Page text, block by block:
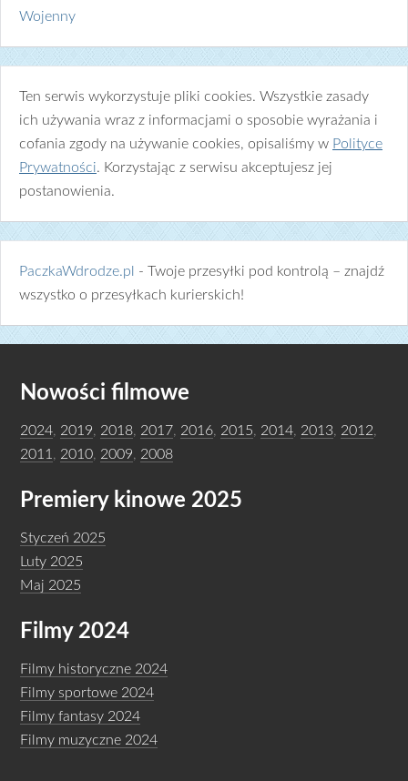
Wojenny
Ten serwis wykorzystuje pliki cookies. Wszystkie zasady
ich używania wraz z informacjami o sposobie wyrażania i
cofania zgody na używanie cookies, opisaliśmy w Polityce
Prywatności. Korzystając z serwisu akceptujesz jej
postanowienia.
PaczkaWdrodze.pl
- Twoje przesyłki pod kontrolą – znajdź
wszystko o przesyłkach kurierskich!
Nowości filmowe
2024 2019 2018 2017 2016 2015 2014 2013 2012
2011
2010 2009 2008
Premiery kinowe 2025
Styczeń 2025
Luty 2025
Maj 2025
Filmy 2024
Filmy historyczne 2024
Filmy sportowe 2024
Filmy fantasy 2024
Filmy muzyczne 2024